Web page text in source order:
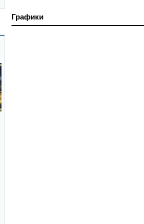
Графики